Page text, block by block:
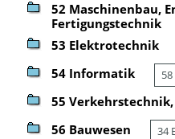
52 Maschinenbau,
Fertigungstechnik
53 Elektrotechnik
54 Informatik
55
56 Bauwesen 34